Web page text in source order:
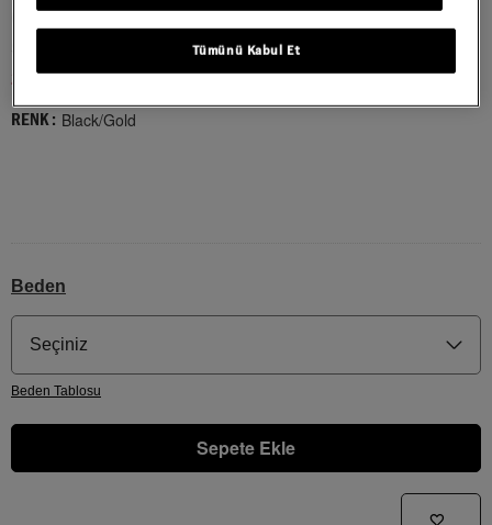
OLD SKOOL AYAKKABI
Style : VN000E8WZX11
2.249,50 TL 4.499,00 TL
RENK : Black/Gold
Beden
Seçiniz
Beden Tablosu
Sepete Ekle
Tümünü Kabul Et